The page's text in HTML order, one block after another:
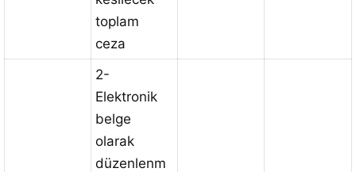
toplam
ceza
2-
Elektronik
belge
olarak
düzenlenm